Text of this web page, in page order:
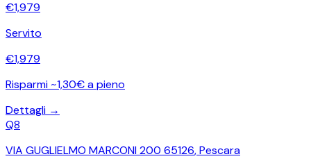
€1,979
Servito
€1,979
Risparmi ~1,30€ a pieno
Dettagli →
Q8
VIA GUGLIELMO MARCONI 200 65126,Pescara